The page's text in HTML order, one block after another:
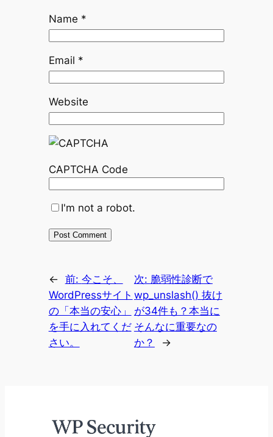
Name *
Email *
Website
CAPTCHA Code
I'm not a robot.
← 前: 今こそ、
WordPressサイト
の「本当の安心」
を手に入れてくだ
さい。
次: 脆弱性診断で
wp_unslash() 抜け
が34件も？本当に
そんなに重要なの
か？
→